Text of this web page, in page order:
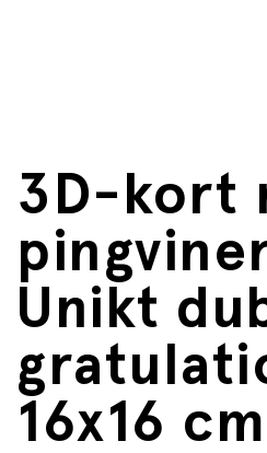
3D-kort
Unikt
16x16 cm